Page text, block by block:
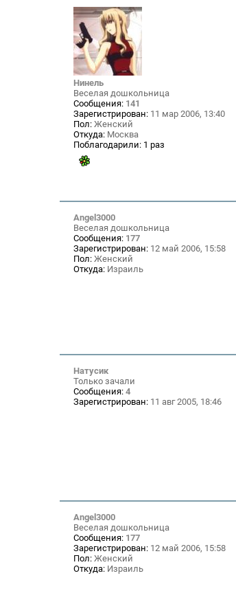
Нинель
Веселая дошкольница
Сообщения: 141
Зарегистрирован: 11 мар 2006, 13:40
Пол: Женский
Откуда: Москва
Поблагодарили: 1 раз
Angel3000
Веселая дошкольница
Сообщения: 177
Зарегистрирован: 12 май 2006, 15:58
Пол: Женский
Откуда: Израиль
Натусик
Только зачали
Сообщения: 4
Зарегистрирован: 11 авг 2005, 18:46
Angel3000
Веселая дошкольница
Сообщения: 177
Зарегистрирован: 12 май 2006, 15:58
Пол: Женский
Откуда: Израиль